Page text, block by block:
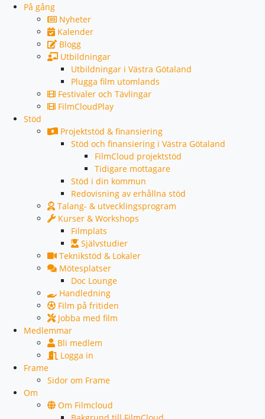
På gång
Nyheter
Kalender
Blogg
Utbildningar
Utbildningar i Västra Götaland
Plugga film utomlands
Festivaler och Tävlingar
FilmCloudPlay
Stöd
Projektstöd & finansiering
Stöd och finansiering i Västra Götaland
FilmCloud projektstöd
Tidigare mottagare
Stöd i din kommun
Redovisning av erhållna stöd
Talang- & utvecklingsprogram
Kurser & Workshops
Filmplats
Självstudier
Teknikstöd & Lokaler
Mötesplatser
Doc Lounge
Handledning
Film på fritiden
Jobba med film
Medlemmar
Bli medlem
Logga in
Frame
Sidor om Frame
Om
Om Filmcloud